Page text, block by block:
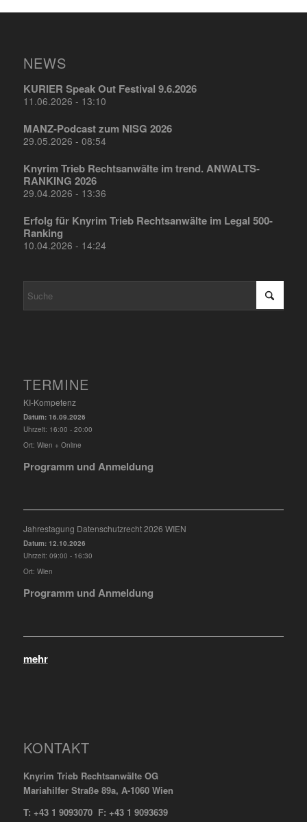
NEWS
KURIER Speak Out Festival 9.6.2026
11.06.2026 - 13:10
MANZ-Podcast zum NISG 2026
29.05.2026 - 08:54
Knyrim Trieb Rechtsanwälte im trend. ANWALTS-
RANKING 2026
29.04.2026 - 13:36
Erfolg für Knyrim Trieb Rechtsanwälte im Legal 500-
Ranking
10.04.2026 - 14:24
TERMINE
KI-Kompetenz
Datum: 16.09.2026
Uhrzeit: 16:00 - 20:00
Ort: Wien + Online
Programm und Anmeldung
Jahrestagung Datenschutzrecht 2026 WIEN
Datum: 12.10.2026
Uhrzeit: 09:00 - 16:30
Ort: Wien
Programm und Anmeldung
mehr
KONTAKT
Knyrim Trieb Rechtsanwälte OG
Mariahilfer Straße 89a, A-1060 Wien
T: +43 1 9093070 F: +43 1 9093639